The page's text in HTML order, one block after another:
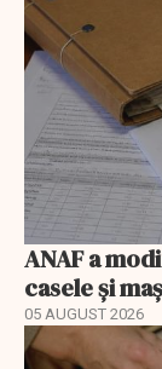
ANAF a
casele și
05 AUGUST 2026